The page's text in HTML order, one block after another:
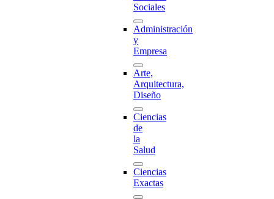
Sociales
Administración
y
Empresa
Arte,
Arquitectura,
Diseño
Ciencias
de
la
Salud
Ciencias
Exactas